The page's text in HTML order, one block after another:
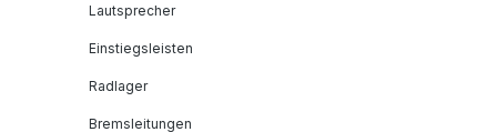
Lautsprecher
Einstiegsleisten
Radlager
Bremsleitungen